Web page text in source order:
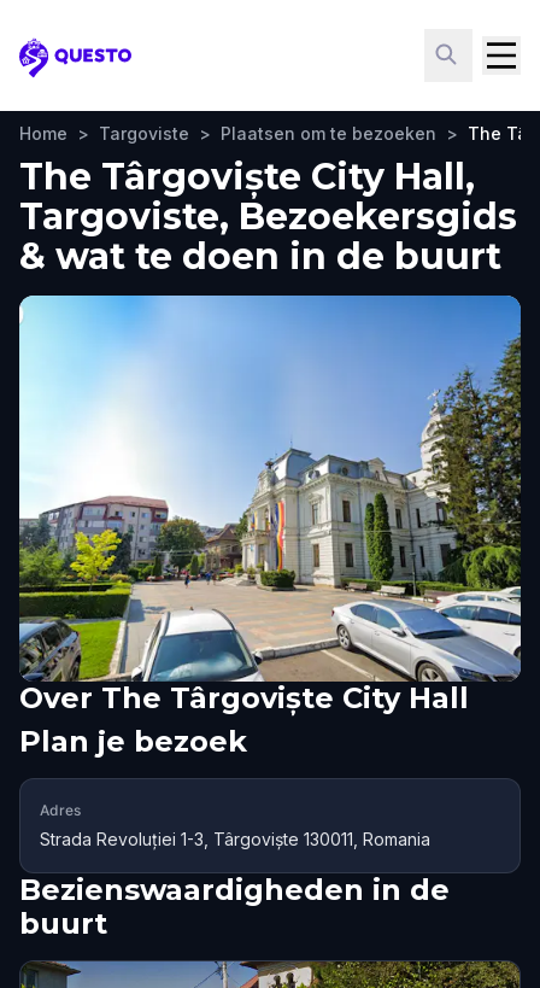
Questo
Home > Targoviste > Plaatsen om te bezoeken > The
The Târgoviște City Hall,
Targoviste, Bezoekersgids
& wat te doen in de buurt
Over The Târgoviște City Hall
Plan je bezoek
Adres
Strada Revoluției 1-3, Târgoviște 130011, Romania
Bezienswaardigheden in de
buurt